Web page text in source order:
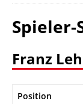
Franz
Position